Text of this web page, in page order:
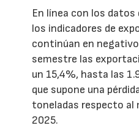
En línea con los
los indicadores de
continúan en
semestre las
un 15,4%, hasta las
que supone una
toneladas respecto al
2025.